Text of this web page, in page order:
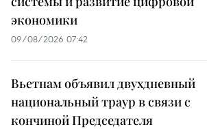
экономики
09/08/2026 07:42
Вьетнам объявил двухдневный
национальный траур в связи с
кончиной Председателя